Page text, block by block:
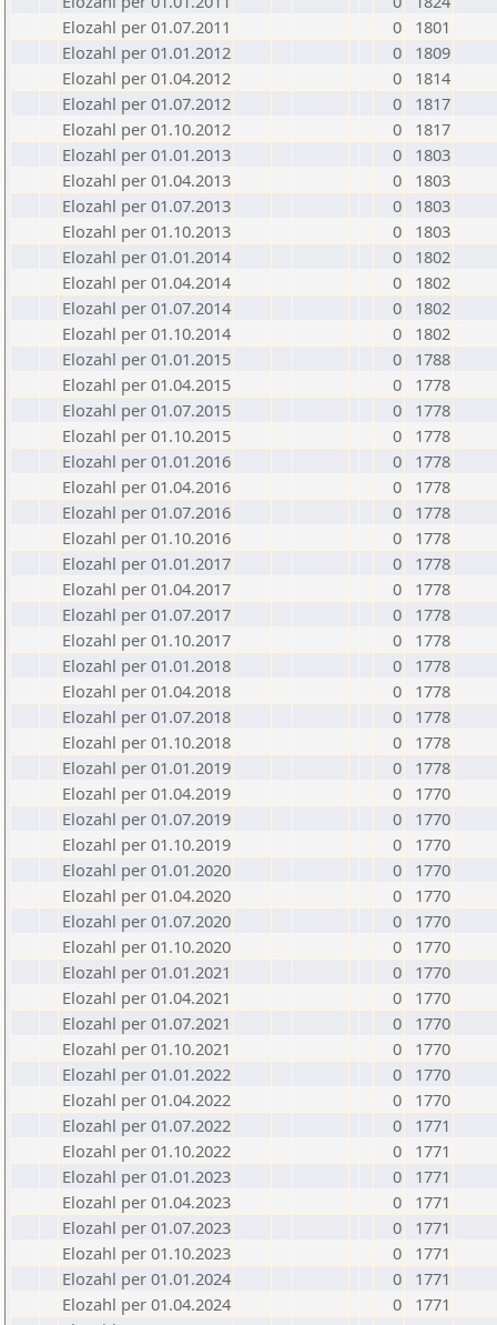
Elozahl per 01.07.2011
0
1801
Elozahl per 01.01.2012
0
1809
Elozahl per 01.04.2012
0
1814
Elozahl per 01.07.2012
0
1817
Elozahl per 01.10.2012
0
1817
Elozahl per 01.01.2013
0
1803
Elozahl per 01.04.2013
0
1803
Elozahl per 01.07.2013
0
1803
Elozahl per 01.10.2013
0
1803
Elozahl per 01.01.2014
0
1802
Elozahl per 01.04.2014
0
1802
Elozahl per 01.07.2014
0
1802
Elozahl per 01.10.2014
0
1802
Elozahl per 01.01.2015
0
1788
Elozahl per 01.04.2015
0
1778
Elozahl per 01.07.2015
0
1778
Elozahl per 01.10.2015
0
1778
Elozahl per 01.01.2016
0
1778
Elozahl per 01.04.2016
0
1778
Elozahl per 01.07.2016
0
1778
Elozahl per 01.10.2016
0
1778
Elozahl per 01.01.2017
0
1778
Elozahl per 01.04.2017
0
1778
Elozahl per 01.07.2017
0
1778
Elozahl per 01.10.2017
0
1778
Elozahl per 01.01.2018
0
1778
Elozahl per 01.04.2018
0
1778
Elozahl per 01.07.2018
0
1778
Elozahl per 01.10.2018
0
1778
Elozahl per 01.01.2019
0
1778
Elozahl per 01.04.2019
0
1770
Elozahl per 01.07.2019
0
1770
Elozahl per 01.10.2019
0
1770
Elozahl per 01.01.2020
0
1770
Elozahl per 01.04.2020
0
1770
Elozahl per 01.07.2020
0
1770
Elozahl per 01.10.2020
0
1770
Elozahl per 01.01.2021
0
1770
Elozahl per 01.04.2021
0
1770
Elozahl per 01.07.2021
0
1770
Elozahl per 01.10.2021
0
1770
Elozahl per 01.01.2022
0
1770
Elozahl per 01.04.2022
0
1770
Elozahl per 01.07.2022
0
1771
Elozahl per 01.10.2022
0
1771
Elozahl per 01.01.2023
0
1771
Elozahl per 01.04.2023
0
1771
Elozahl per 01.07.2023
0
1771
Elozahl per 01.10.2023
0
1771
Elozahl per 01.01.2024
0
1771
Elozahl per 01.04.2024
0
1771